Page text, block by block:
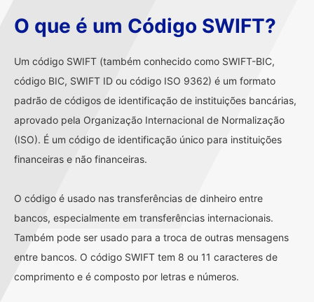
O que é um Código SWIFT?
Um código SWIFT (também conhecido como SWIFT-BIC,
código BIC, SWIFT ID ou código ISO 9362) é um formato
padrão de códigos de identificação de instituições bancárias,
aprovado pela Organização Internacional de Normalização
(ISO). É um código de identificação único para instituições
financeiras e não financeiras.
O código é usado nas transferências de dinheiro entre
bancos, especialmente em transferências internacionais.
Também pode ser usado para a troca de outras mensagens
entre bancos. O código SWIFT tem 8 ou 11 caracteres de
comprimento e é composto por letras e números.